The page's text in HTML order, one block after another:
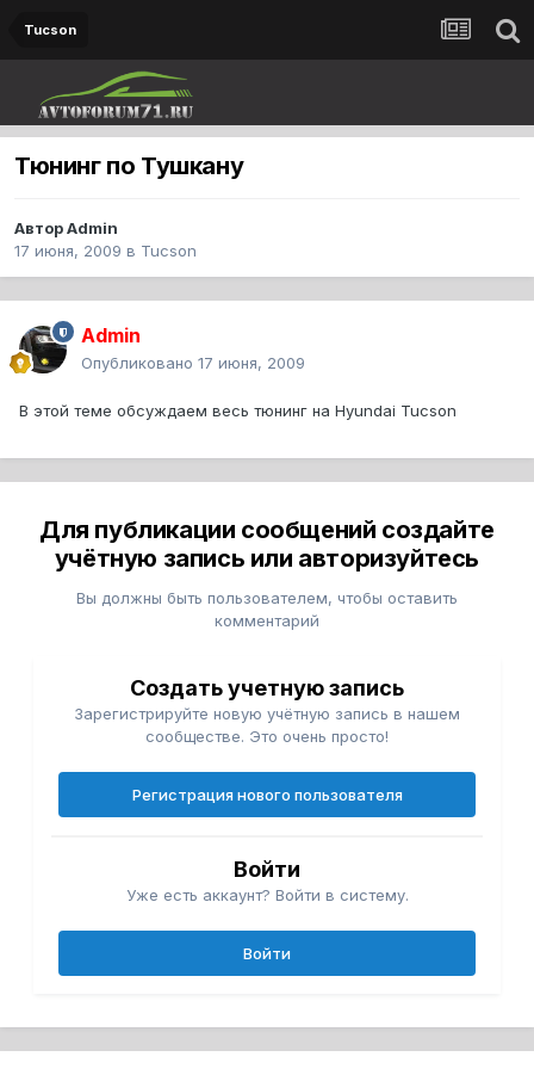
Tucson
Тюнинг по Тушкану
АвторAdmin
17 июня, 2009 в Tucson
Admin
Опубликовано 17 июня, 2009
В этой теме обсуждаем весь тюнинг на Hyundai Tucson
Для публикации сообщений создайте
учётную запись или авторизуйтесь
Вы должны быть пользователем, чтобы оставить
комментарий
Создать учетную запись
Зарегистрируйте новую учётную запись в нашем
сообществе. Это очень просто!
Регистрация нового пользователя
Войти
Уже есть аккаунт? Войти в систему.
Войти